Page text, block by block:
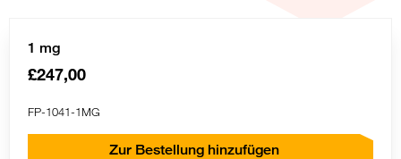
1 mg
£247,00
FP-1041-1MG
Zur Bestellung hinzufügen